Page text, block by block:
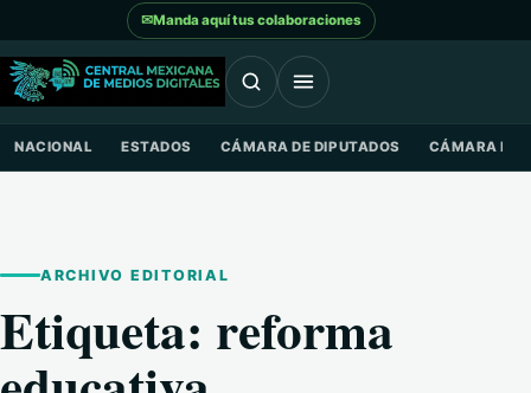
Saltar al contenido
✉Manda aquí tus colaboraciones
NACIONAL ESTADOS CÁMARA DE DIPUTADOS CÁMARA DE
ARCHIVO EDITORIAL
Etiqueta: reforma